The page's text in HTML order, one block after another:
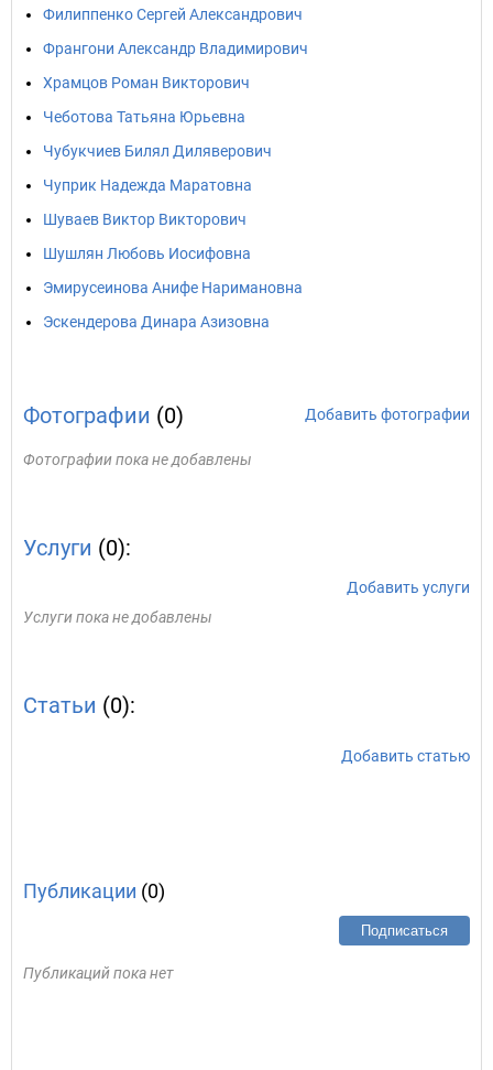
Филиппенко Сергей Александрович
Франгони Александр Владимирович
Храмцов Роман Викторович
Чеботова Татьяна Юрьевна
Чубукчиев Билял Диляверович
Чуприк Надежда Маратовна
Шуваев Виктор Викторович
Шушлян Любовь Иосифовна
Эмирусеинова Анифе Наримановна
Эскендерова Динара Азизовна
Фотографии (0) Добавить фотографии
Фотографии пока не добавлены
Услуги (0):
Добавить услуги
Услуги пока не добавлены
Статьи (0):
Добавить статью
Публикации (0)
Подписаться
Публикаций пока нет